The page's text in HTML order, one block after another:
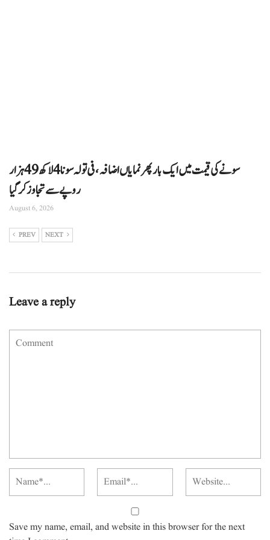
سونے کی قیمت میں ایک بار پھر نمایاں اضافہ، فی تولہ سونا 4 لاکھ 49 ہزار
روپے سے تجاوز کرگیا
August 6, 2026
PREV NEXT
Leave a reply
Save my name, email, and website in this browser for the next